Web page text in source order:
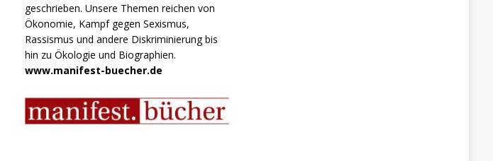
geschrieben. Unsere Themen reichen von
Ökonomie, Kampf gegen Sexismus,
Rassismus und andere Diskriminierung bis
hin zu Ökologie und Biographien.
www.manifest-buecher.de